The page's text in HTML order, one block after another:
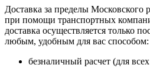
Доставка за пределы Московского
при помощи транспортных
доставка осуществляется только
любым, удобным для вас способом:
безналичный расчет (для